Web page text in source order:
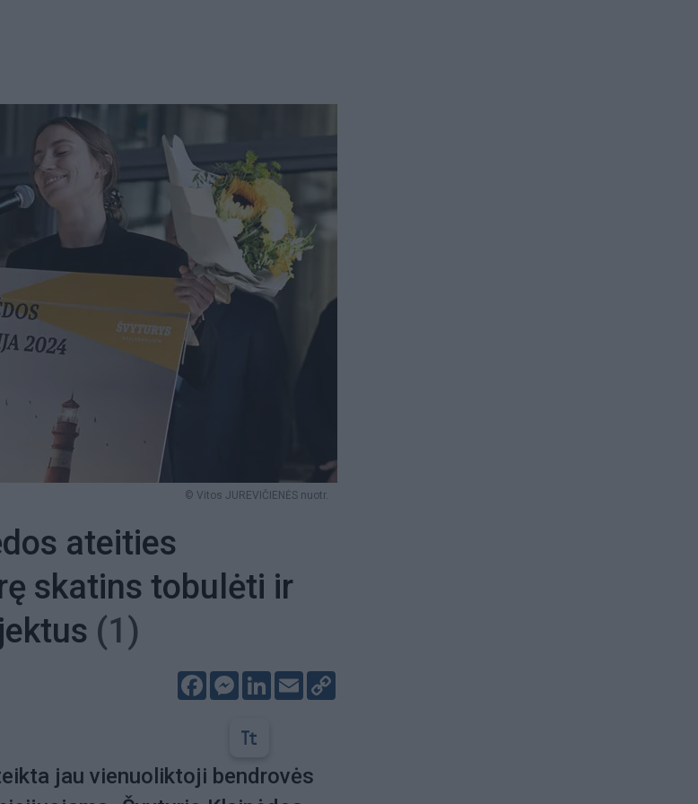
© Vitos JUREVIČIENĖS nuotr.
ateities
skatins tobulėti ir
(1)
FacebookMessenger
LinkedIn
Email
jau vienuoliktoji bendrovės